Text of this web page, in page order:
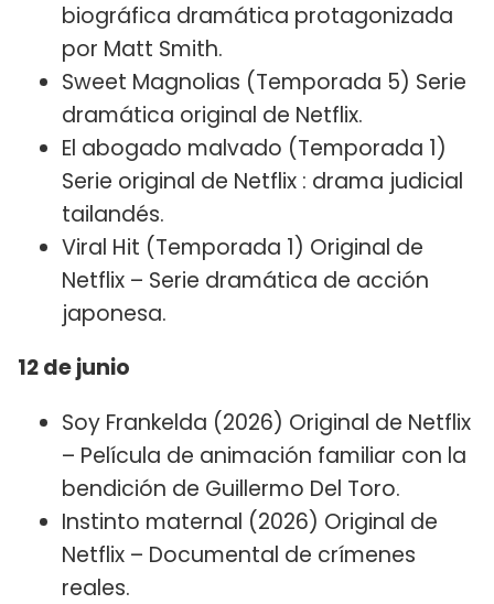
biográfica dramática protagonizada
por Matt Smith.
Sweet Magnolias (Temporada 5) Serie
dramática original de Netflix.
El abogado malvado (Temporada 1)
Serie original de Netflix : drama judicial
tailandés.
Viral Hit (Temporada 1) Original de
Netflix – Serie dramática de acción
japonesa.
12 de junio
Soy Frankelda (2026) Original de Netflix
– Película de animación familiar con la
bendición de Guillermo Del Toro.
Instinto maternal (2026) Original de
Netflix – Documental de crímenes
reales.